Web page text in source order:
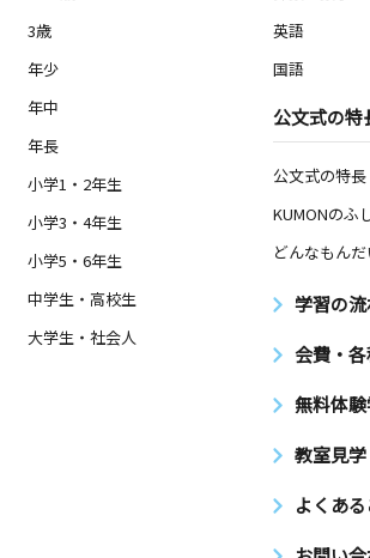
3歳
年少
年中
年長
小学1・2年生
小学3・4年生
小学5・6年生
中学生・高校生
大学生・社会人
英語
国語
公文式の特
公文式の特長
KUMONのふ
どんなもんだ
学習の
会費・
無料体
教室見学
よくあ